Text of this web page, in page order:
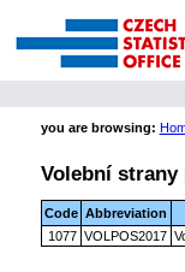
you are browsing:
Volební strany
Code Abbreviation
1077 VOLPOS2017